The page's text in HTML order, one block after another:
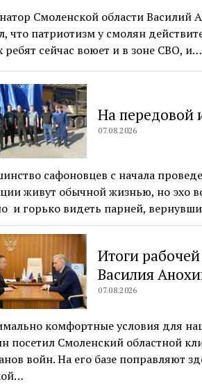
Смоленской области
что патриотизм у смолян
ребят сейчас воюет и в зоне СВО, и…
На передовой
07.08.2026
сафоновцев с начала
живут обычной жизнью, но эхо
и горько видеть парней,
Итоги
Василия
07.08.2026
комфортные условия для
посетил Смоленский областной
войн. На его базе поправляют